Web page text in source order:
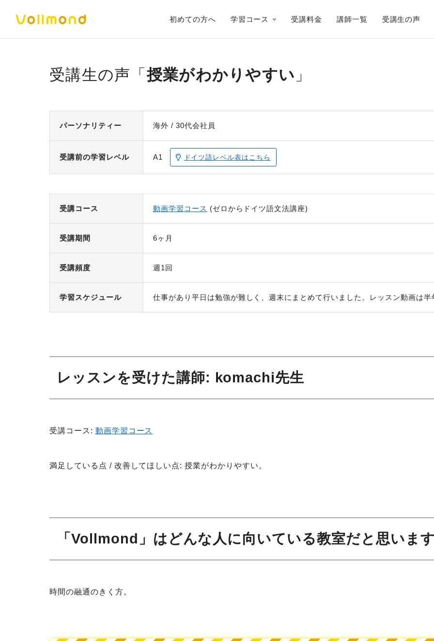
初めての方へ 学習コース 受講料金 講師一覧 受講生の声
授業がわかりやすい
パーソナ リティー 海外 30代会社員
受講前の学習レベル A1 ドイツ語レベル表はこちら
受講コース 動画学習コース (ゼロからドイツ語文法講座)
受講期間 6ヶ月
受講頻度 週1回
学習スケジュール 仕事があり平日は勉強が難しく、週末にまとめて行いました。レッスン動画は
レッスンを受けた講師: komachi先生
受講コース: 動画学習コース
満足している点 / 改善してほしい点: 授業がわかりやすい。
「Vollmond」はどんな人に向いている教室だと思いま
時間の融通のきく方。